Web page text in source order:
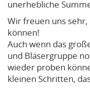
unerhebliche
Wir freuen uns
können!
Auch wenn das
und Bläsergruppe
wieder proben
kleinen Schritten,